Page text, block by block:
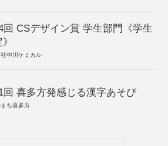
回 CSデザイン賞 学生部門《学生
中川ケミカル
回 喜多方発感じる漢字あそび
ち喜多方